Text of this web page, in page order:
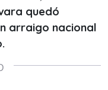
quedó
arraigo nacional